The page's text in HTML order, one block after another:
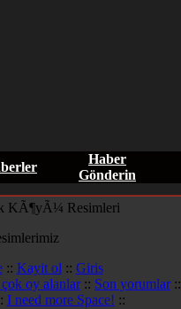
Haber
Gönderin
KÃ¶yÃ¼ Resimleri
:: Kayit ol :: Giris
oy alanlar:: Son yorumlar::
I need more Space! ::